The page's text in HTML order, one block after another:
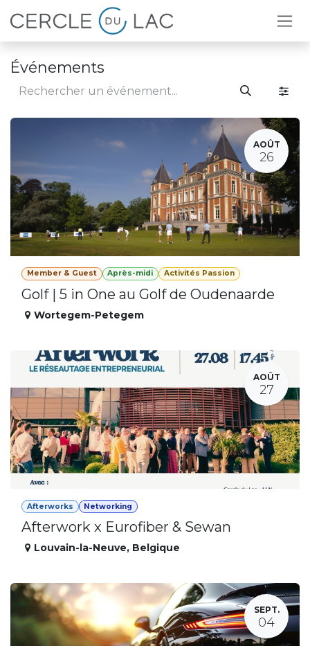
Se rendre au contenu
Événements
AOÛT
26
Member & Guest Après-midi Activités Passion
Golf | 5 in One au Golf de Oudenaarde
Wortegem-Petegem
AOÛT
27
Afterworks Networking
Afterwork x Eurofiber & Sewan
Louvain-la-Neuve, Belgique
SEPT.
04